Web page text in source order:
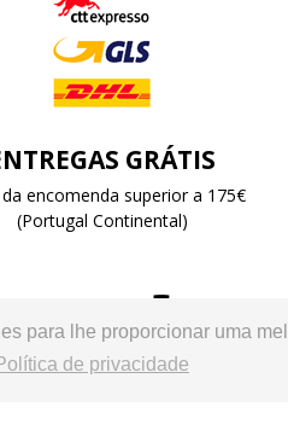
para lhe proporcionar uma
de privacidade
GRÁTIS
encomenda superior a 175€
(Portugal Continental)
oficial: